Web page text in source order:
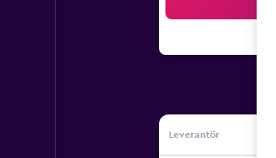
Leverantör